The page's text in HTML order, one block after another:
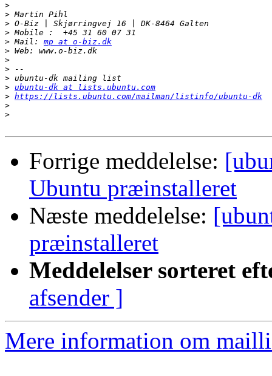
>
>
>
>
> Mail: mp at o-biz.dk
>
>
>
>
> ubuntu-dk at lists.ubuntu.com
> https://lists.ubuntu.com/mailman/listinfo/ubuntu-dk
>
>
Forrige meddelelse:
Ubuntu præinstalleret
Næste meddelelse:
præinstalleret
Meddelelser sorteret
afsender ]
Mere information om